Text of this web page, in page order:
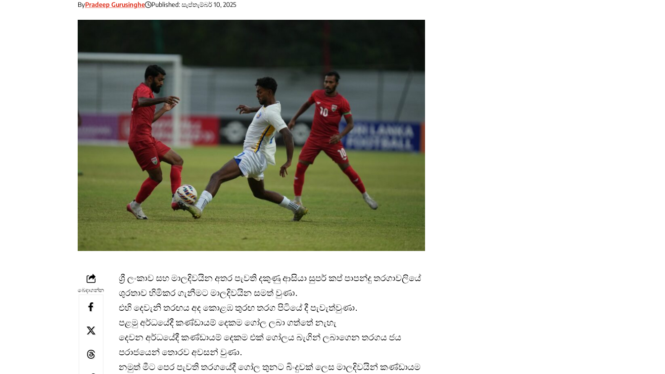
ByPradeep Gurusinghe Published: සැප්තැම්බර් 10, 2025
බෙදාගන්න
ශ්‍රී ලංකාව සහ මාලදිවයින අතර පැවති දකුණු ආසියා සුපර් කප් පාපන්දු තරගාවලියේ
ශුරතාව හිමිකර ගැනීමට මාලදිවයින සමත් වුණා.
එහි දෙවැනි තරඟය අද කොළඹ තුරඟ තරග පිටියේ දී පැවැත්වුණා.
පළමු අර්ධයේදී කණ්ඩායම් දෙකම ගෝල ලබා ගත්තේ නැහැ
දෙවන අර්ධයේදී කණ්ඩායම් දෙකම එක් ගෝලය බැගින් ලබාගෙන තරගය ජය
පරාජයෙන් තොරව අවසන් වුණා.
නමුත් මීට පෙර පැවති තරගයේදී ගෝල තුනට බිංදුවක් ලෙස මාලදිවයින් කණ්ඩායම